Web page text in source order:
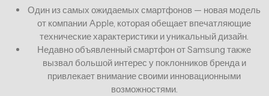
Один из самых ожидаемых смартфонов — новая модель
от компании Apple, которая обещает впечатляющие
технические характеристики и уникальный дизайн.
Недавно объявленный смартфон от Samsung также
вызвал большой интерес у поклонников бренда и
привлекает внимание своими инновационными
возможностями.